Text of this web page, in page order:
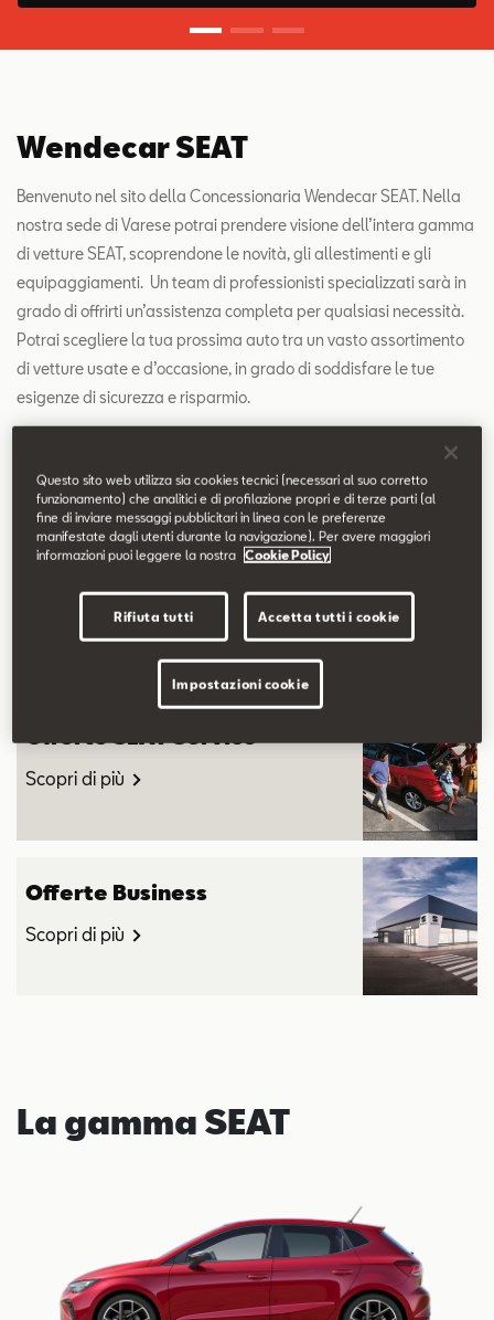
SEAT Usato Certificato
Configuratore
Wendecar SEAT
Benvenuto nel sito della Concessionaria Wendecar SEAT. Nella
nostra sede di Varese potrai prendere visione dell’intera gamma
di vetture SEAT, scoprendone le novità, gli allestimenti e gli
equipaggiamenti. Un team di professionisti specializzati sarà in
grado di offrirti un’assistenza completa per qualsiasi necessità.
Potrai scegliere la tua prossima auto tra un vasto assortimento
di vetture usate e d’occasione, in grado di soddisfare le tue
esigenze di sicurezza e risparmio.
Scopri di più
Offerte SEAT Service
Scopri di più
Offerte Business
Scopri di più
La gamma SEAT
Questo sito web utilizza sia cookies tecnici (necessari al suo corretto
funzionamento) che analitici e di profilazione propri e di terze parti (al
fine di inviare messaggi pubblicitari in linea con le preferenze
manifestate dagli utenti durante la navigazione). Per avere maggiori
informazioni puoi leggere la nostra
Cookie Policy
Rifiuta tutti Accetta tutti i cookie
Impostazioni cookie